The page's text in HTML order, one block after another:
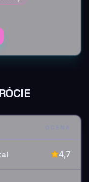
4,7